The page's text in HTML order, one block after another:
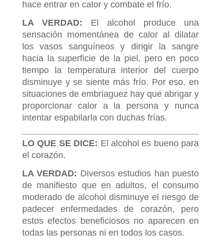
hace entrar en calor y combate el frío.
LA VERDAD: El alcohol produce una
sensación momentánea de calor al dilatar
los vasos sanguíneos y dirigir la sangre
hacia la superficie de la piel, pero en poco
tiempo la temperatura interior del cuerpo
disminuye y se siente más frío. Por eso, en
situaciones de embriaguez hay que abrigar y
proporcionar calor a la persona y nunca
intentar espabilarla con duchas frías.
LO QUE SE DICE: El alcohol es bueno para
el corazón.
LA VERDAD: Diversos estudios han puesto
de manifiesto que en adultos, el consumo
moderado de alcohol disminuye el riesgo de
padecer enfermedades de corazón, pero
estos efectos beneficiosos no aparecen en
todas las personas ni en todos los casos.